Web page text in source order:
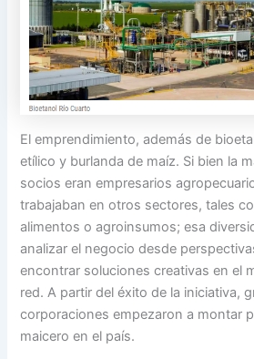
El emprendimiento, además de
etílico y burlanda de maíz. Si bien la
socios eran empresarios
trabajaban en otros sectores, tales
alimentos o agroinsumos; esa
analizar el negocio desde
encontrar soluciones creativas en el
red. A partir del éxito de la iniciativa,
corporaciones empezaron a montar
maicero en el país.